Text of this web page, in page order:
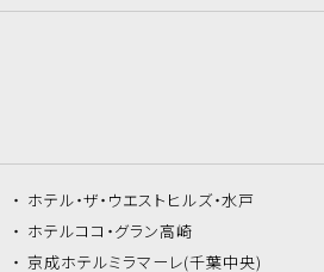
ホテル・ザ・ ウエストヒルズ・水戸
ホテルココ・グラン高崎
京成ホテルミラマーレ(千葉中央)